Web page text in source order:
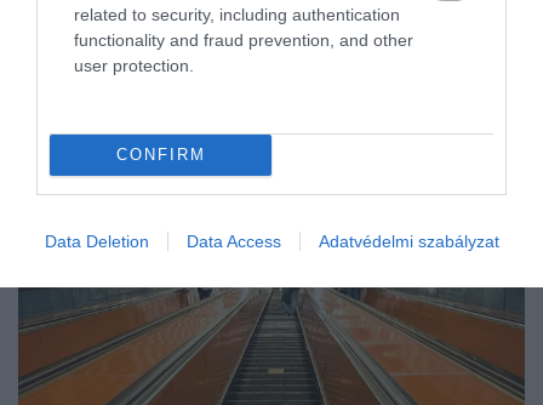
related to security, including authentication
functionality and fraud prevention, and other
user protection.
CONFIRM
Data Deletion Data Access Adatvédelmi szabályzat